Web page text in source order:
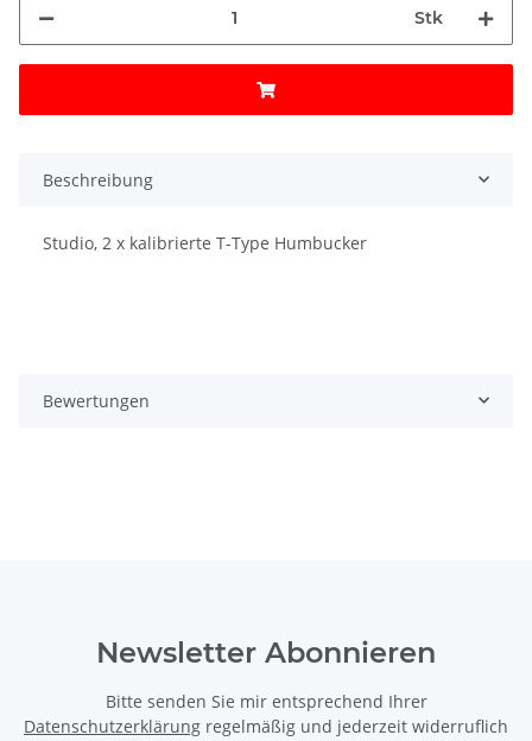
Stk
Beschreibung
Studio, 2 x kalibrierte T-Type Humbucker
Bewertungen
Newsletter Abonnieren
Bitte senden Sie mir entsprechend Ihrer
Datenschutzerklärung regelmäßig und jederzeit widerruflich